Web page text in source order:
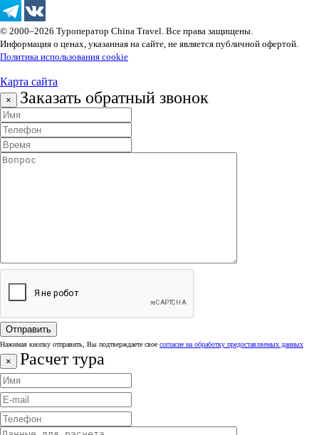
© 2000–2026 Туроператор China Travel. Все права защищены.
Информация о ценах, указанная на сайте, не является публичной офертой.
Политика использования cookie
Карта сайта
× Заказать обратный звонок
Нажимая кнопку отправить, Вы подтверждаете свое согласие на обработку предоставляемых данных
× Расчет тура